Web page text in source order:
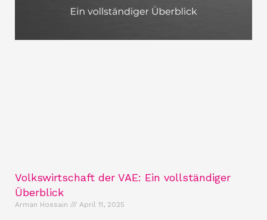
Volkswirtschaft der VAE: Ein vollständiger
Überblick
Arman Hossain April 11, 2025